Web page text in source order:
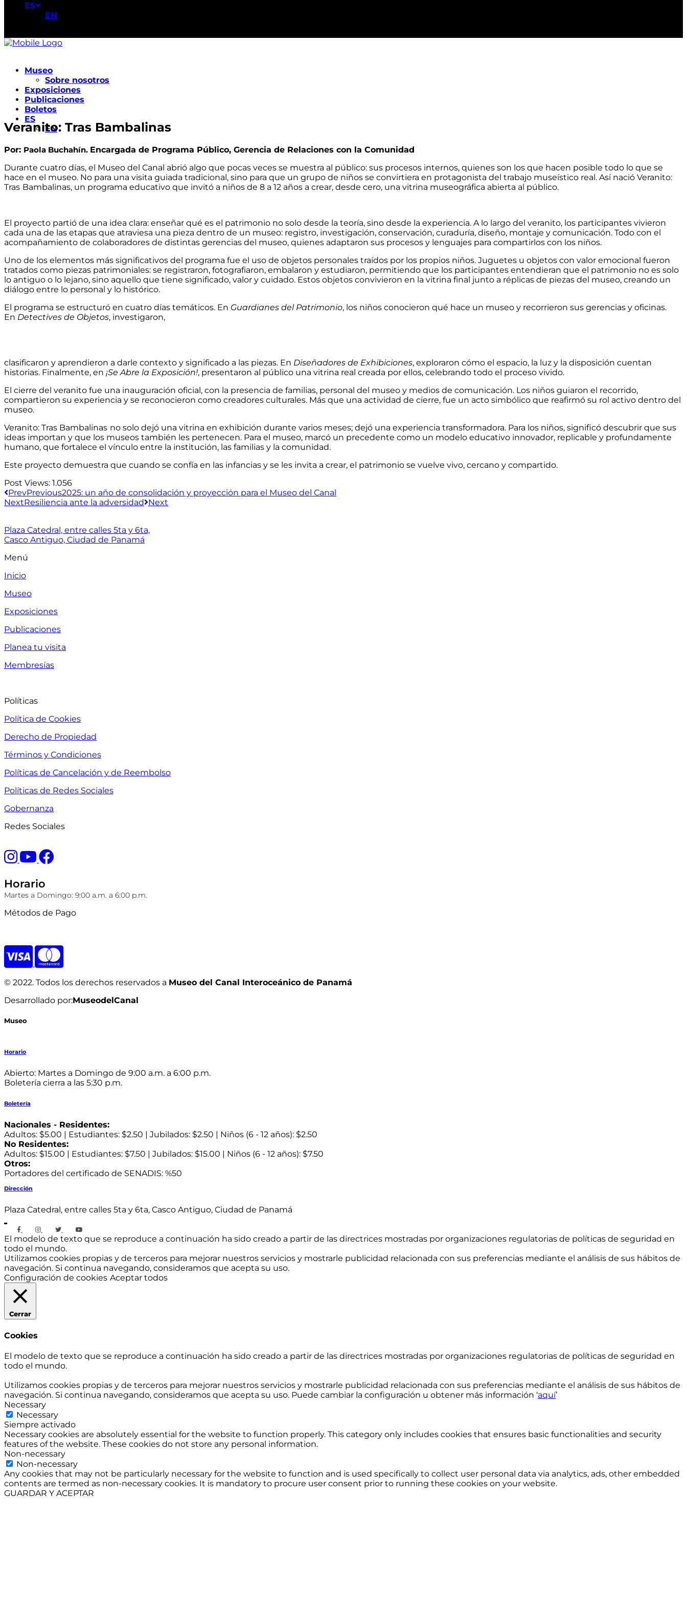
ES
EN
Museo
Sobre nosotros
Exposiciones
Publicaciones
Boletos
ES
EN
Veranito: Tras Bambalinas
Por: Paola Buchahín. Encargada de Programa Público, Gerencia de Relaciones con la Comunidad
Durante cuatro días, el Museo del Canal abrió algo que pocas veces se muestra al público: sus procesos internos, quienes son los que hacen posible todo lo que se
hace en el museo. No para una visita guiada tradicional, sino para que un grupo de niños se convirtiera en protagonista del trabajo museístico real. Así nació Veranito:
Tras Bambalinas, un programa educativo que invitó a niños de 8 a 12 años a crear, desde cero, una vitrina museográfica abierta al público.
El proyecto partió de una idea clara: enseñar qué es el patrimonio no solo desde la teoría, sino desde la experiencia. A lo largo del veranito, los participantes vivieron
cada una de las etapas que atraviesa una pieza dentro de un museo: registro, investigación, conservación, curaduría, diseño, montaje y comunicación. Todo con el
acompañamiento de colaboradores de distintas gerencias del museo, quienes adaptaron sus procesos y lenguajes para compartirlos con los niños.
Uno de los elementos más significativos del programa fue el uso de objetos personales traídos por los propios niños. Juguetes u objetos con valor emocional fueron
tratados como piezas patrimoniales: se registraron, fotografiaron, embalaron y estudiaron, permitiendo que los participantes entendieran que el patrimonio no es solo
lo antiguo o lo lejano, sino aquello que tiene significado, valor y cuidado. Estos objetos convivieron en la vitrina final junto a réplicas de piezas del museo, creando un
diálogo entre lo personal y lo histórico.
El programa se estructuró en cuatro días temáticos. En Guardianes del Patrimonio, los niños conocieron qué hace un museo y recorrieron sus gerencias y oficinas.
En Detectives de Objetos, investigaron,
clasificaron y aprendieron a darle contexto y significado a las piezas. En Diseñadores de Exhibiciones, exploraron cómo el espacio, la luz y la disposición cuentan
historias. Finalmente, en ¡Se Abre la Exposición!, presentaron al público una vitrina real creada por ellos, celebrando todo el proceso vivido.
El cierre del veranito fue una inauguración oficial, con la presencia de familias, personal del museo y medios de comunicación. Los niños guiaron el recorrido,
compartieron su experiencia y se reconocieron como creadores culturales. Más que una actividad de cierre, fue un acto simbólico que reafirmó su rol activo dentro del
museo.
Veranito: Tras Bambalinas no solo dejó una vitrina en exhibición durante varios meses; dejó una experiencia transformadora. Para los niños, significó descubrir que sus
ideas importan y que los museos también les pertenecen. Para el museo, marcó un precedente como un modelo educativo innovador, replicable y profundamente
humano, que fortalece el vínculo entre la institución, las familias y la comunidad.
Este proyecto demuestra que cuando se confía en las infancias y se les invita a crear, el patrimonio se vuelve vivo, cercano y compartido.
Post Views: 1.056
PrevPrevious2025: un año de consolidación y proyección para el Museo del Canal
NextResiliencia ante la adversidad Next
Plaza Catedral, entre calles 5ta y 6ta,
Casco Antiguo, Ciudad de Panamá
Menú
Inicio
Museo
Exposiciones
Publicaciones
Planea tu visita
Membresías
Políticas
Política de Cookies
Derecho de Propiedad
Términos y Condiciones
Políticas de Cancelación y de Reembolso
Políticas de Redes Sociales
Gobernanza
Redes Sociales
Horario
Martes a Domingo: 9:00 a.m. a 6:00 p.m.
Métodos de Pago
© 2022. Todos los derechos reservados a Museo del Canal Interoceánico de Panamá
Desarrollado por:MuseodelCanal
Museo
Horario
Abierto: Martes a Domingo de 9:00 a.m. a 6:00 p.m.
Boletería cierra a las 5:30 p.m.
Boletería
Nacionales - Residentes:
Adultos: $5.00 | Estudiantes: $2.50 | Jubilados: $2.50 | Niños (6 - 12 años): $2.50
No Residentes:
Adultos: $15.00 | Estudiantes: $7.50 | Jubilados: $15.00 | Niños (6 - 12 años): $7.50
Otros:
Portadores del certificado de SENADIS: %50
Dirección
Plaza Catedral, entre calles 5ta y 6ta, Casco Antiguo, Ciudad de Panamá
El modelo de texto que se reproduce a continuación ha sido creado a partir de las directrices mostradas por organizaciones regulatorias de políticas de seguridad en
todo el mundo.
Utilizamos cookies propias y de terceros para mejorar nuestros servicios y mostrarle publicidad relacionada con sus preferencias mediante el análisis de sus hábitos de
navegación. Si continua navegando, consideramos que acepta su uso.
Configuración de cookies Aceptar todos
Cerrar
Cookies
El modelo de texto que se reproduce a continuación ha sido creado a partir de las directrices mostradas por organizaciones regulatorias de políticas de seguridad en
todo el mundo.
Utilizamos cookies propias y de terceros para mejorar nuestros servicios y mostrarle publicidad relacionada con sus preferencias mediante el análisis de sus hábitos de
navegación. Si continua navegando, consideramos que acepta su uso. Puede cambiar la configuración u obtener más información ‘aquí’
Necessary
Necessary
Siempre activado
Necessary cookies are absolutely essential for the website to function properly. This category only includes cookies that ensures basic functionalities and security
features of the website. These cookies do not store any personal information.
Non-necessary
Non-necessary
Any cookies that may not be particularly necessary for the website to function and is used specifically to collect user personal data via analytics, ads, other embedded
contents are termed as non-necessary cookies. It is mandatory to procure user consent prior to running these cookies on your website.
GUARDAR Y ACEPTAR